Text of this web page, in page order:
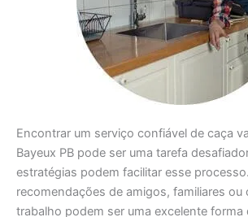
Encontrar um serviço confiável de caça
Bayeux PB pode ser uma tarefa
estratégias podem facilitar esse
recomendações de amigos, familiares ou
trabalho podem ser uma excelente forma